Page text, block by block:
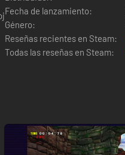
Fecha de lanzamiento:
Género:
Reseñas recientes en Steam:
Todas las reseñas en Steam: